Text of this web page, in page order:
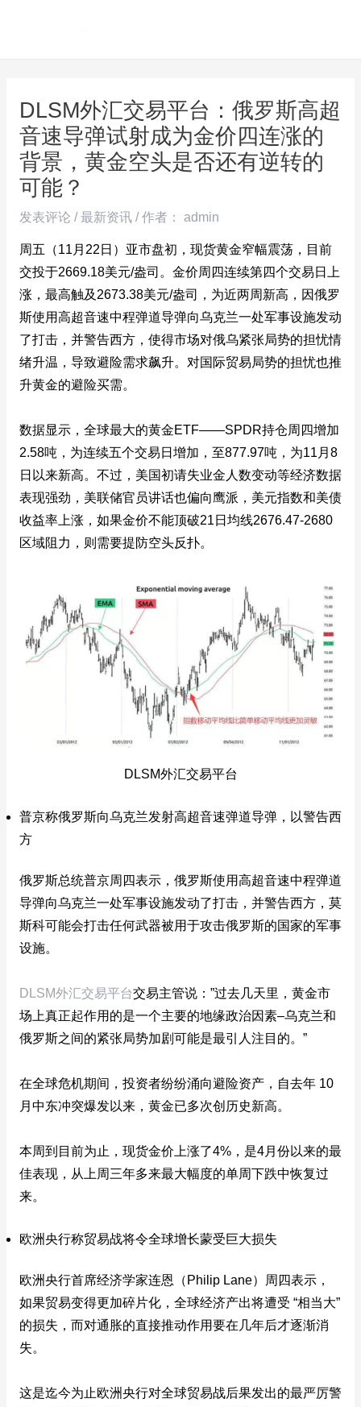
DLSM外汇交易平台：俄罗斯高超
音速导弹试射成为金价四连涨的
背景，黄金空头是否还有逆转的
可能？
发表评论 /最新资讯/ 作者： admin
周五（11月22日）亚市盘初，现货黄金窄幅震荡，目前
交投于2669.18美元/盎司。金价周四连续第四个交易日上
涨，最高触及2673.38美元/盎司，为近两周新高，因俄罗
斯使用高超音速中程弹道导弹向乌克兰一处军事设施发动
了打击，并警告西方，使得市场对俄乌紧张局势的担忧情
绪升温，导致避险需求飙升。对国际贸易局势的担忧也推
升黄金的避险买需。
数据显示，全球最大的黄金ETF——SPDR持仓周四增加
2.58吨，为连续五个交易日增加，至877.97吨，为11月8
日以来新高。不过，美国初请失业金人数变动等经济数据
表现强劲，美联储官员讲话也偏向鹰派，美元指数和美债
收益率上涨，如果金价不能顶破21日均线2676.47-2680
区域阻力，则需要提防空头反扑。
DLSM外汇交易平台
普京称俄罗斯向乌克兰发射高超音速弹道导弹，以警告西
方
俄罗斯总统普京周四表示，俄罗斯使用高超音速中程弹道
导弹向乌克兰一处军事设施发动了打击，并警告西方，莫
斯科可能会打击任何武器被用于攻击俄罗斯的国家的军事
设施。
DLSM外汇交易平台交易主管说：”过去几天里，黄金市
场上真正起作用的是一个主要的地缘政治因素–乌克兰和
俄罗斯之间的紧张局势加剧可能是最引人注目的。”
在全球危机期间，投资者纷纷涌向避险资产，自去年 10
月中东冲突爆发以来，黄金已多次创历史新高。
本周到目前为止，现货金价上涨了4%，是4月份以来的最
佳表现，从上周三年多来最大幅度的单周下跌中恢复过
来。
欧洲央行称贸易战将令全球增长蒙受巨大损失
欧洲央行首席经济学家连恩（Philip Lane）周四表示，
如果贸易变得更加碎片化，全球经济产出将遭受 “相当大”
的损失，而对通胀的直接推动作用要在几年后才逐渐消
失。
这是迄今为止欧洲央行对全球贸易战后果发出的最严厉警